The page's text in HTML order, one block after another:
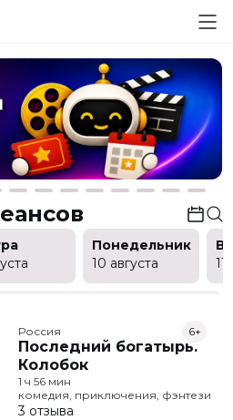
Понедельник
10 августа
11
Россия
Последний богатырь.
Колобок
6+
1 ч 56 мин
комедия, приключения, фэнтези
3 отзыва